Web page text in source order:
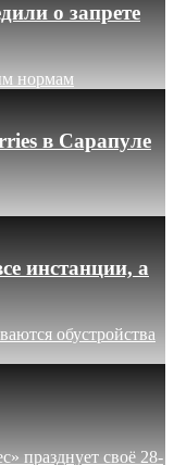
о запрете
нормам
в Сарапуле
инстанции, а
обустройства
празднует своё 28-